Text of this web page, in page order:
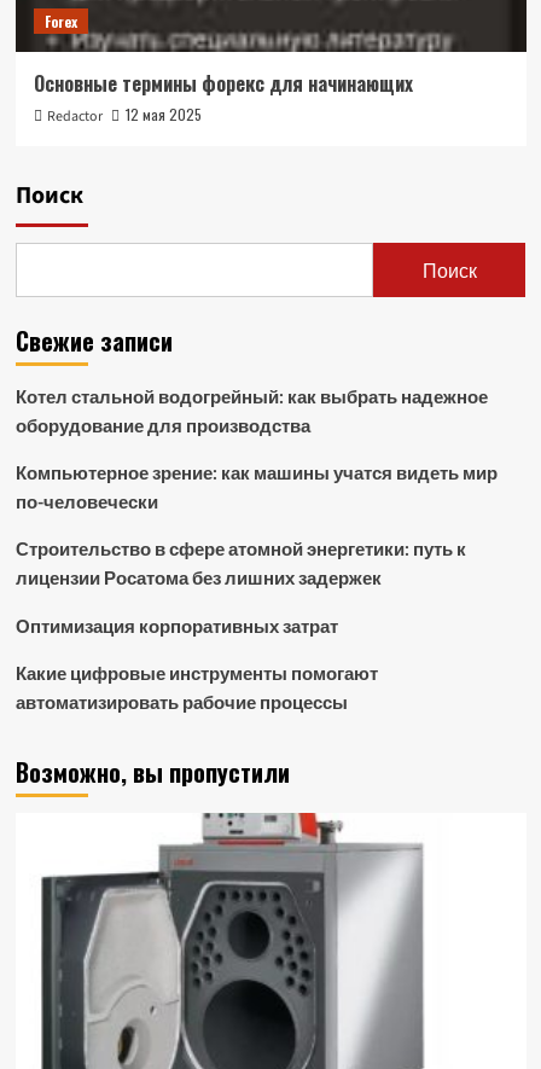
Forex
Основные термины форекс для начинающих
Redactor 12 мая 2025
Поиск
Поиск
Свежие записи
Котел стальной водогрейный: как выбрать надежное
оборудование для производства
Компьютерное зрение: как машины учатся видеть мир
по-человечески
Строительство в сфере атомной энергетики: путь к
лицензии Росатома без лишних задержек
Оптимизация корпоративных затрат
Какие цифровые инструменты помогают
автоматизировать рабочие процессы
Возможно, вы пропустили